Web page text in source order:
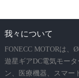
我々について
FONECC MOTORは、
遊星ギアDC電気モー
ン、医療機器、スマー